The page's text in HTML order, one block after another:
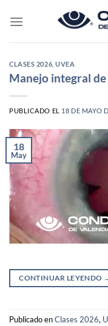
CLASES 2026 ,UVEA
Manejo integral
PUBLICADO EL 18 DE MAYO
18
May
CONTINUAR LEYENDO
Publicado enClases 2026,